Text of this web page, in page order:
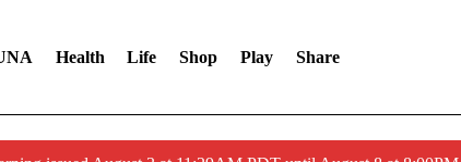
Health Life Shop Play Share